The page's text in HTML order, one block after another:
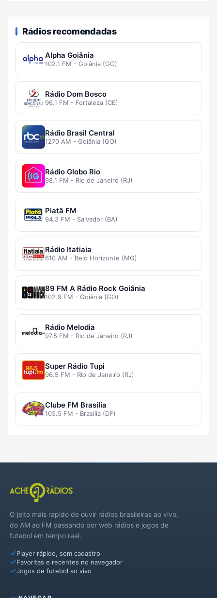
Rádios recomendadas
Alpha Goiânia
102.1 FM - Goiânia (GO)
Rádio Dom Bosco
96.1 FM - Fortaleza (CE)
Rádio Brasil Central
1270 AM - Goiânia (GO)
Rádio Globo Rio
98.1 FM - Rio de Janeiro (RJ)
Piatã FM
94.3 FM - Salvador (BA)
Rádio Itatiaia
610 AM - Belo Horizonte (MG)
89 FM A Rádio Rock Goiânia
102.9 FM - Goiânia (GO)
Rádio Melodia
97.5 FM - Rio de Janeiro (RJ)
Super Rádio Tupi
96.5 FM - Rio de Janeiro (RJ)
Clube FM Brasília
105.5 FM - Brasília (DF)
O jeito mais rápido de ouvir rádios brasileiras ao vivo,
do AM ao FM passando por web rádios e jogos de
futebol em tempo real.
Player rápido, sem cadastro
Favoritas e recentes no navegador
Jogos de futebol ao vivo